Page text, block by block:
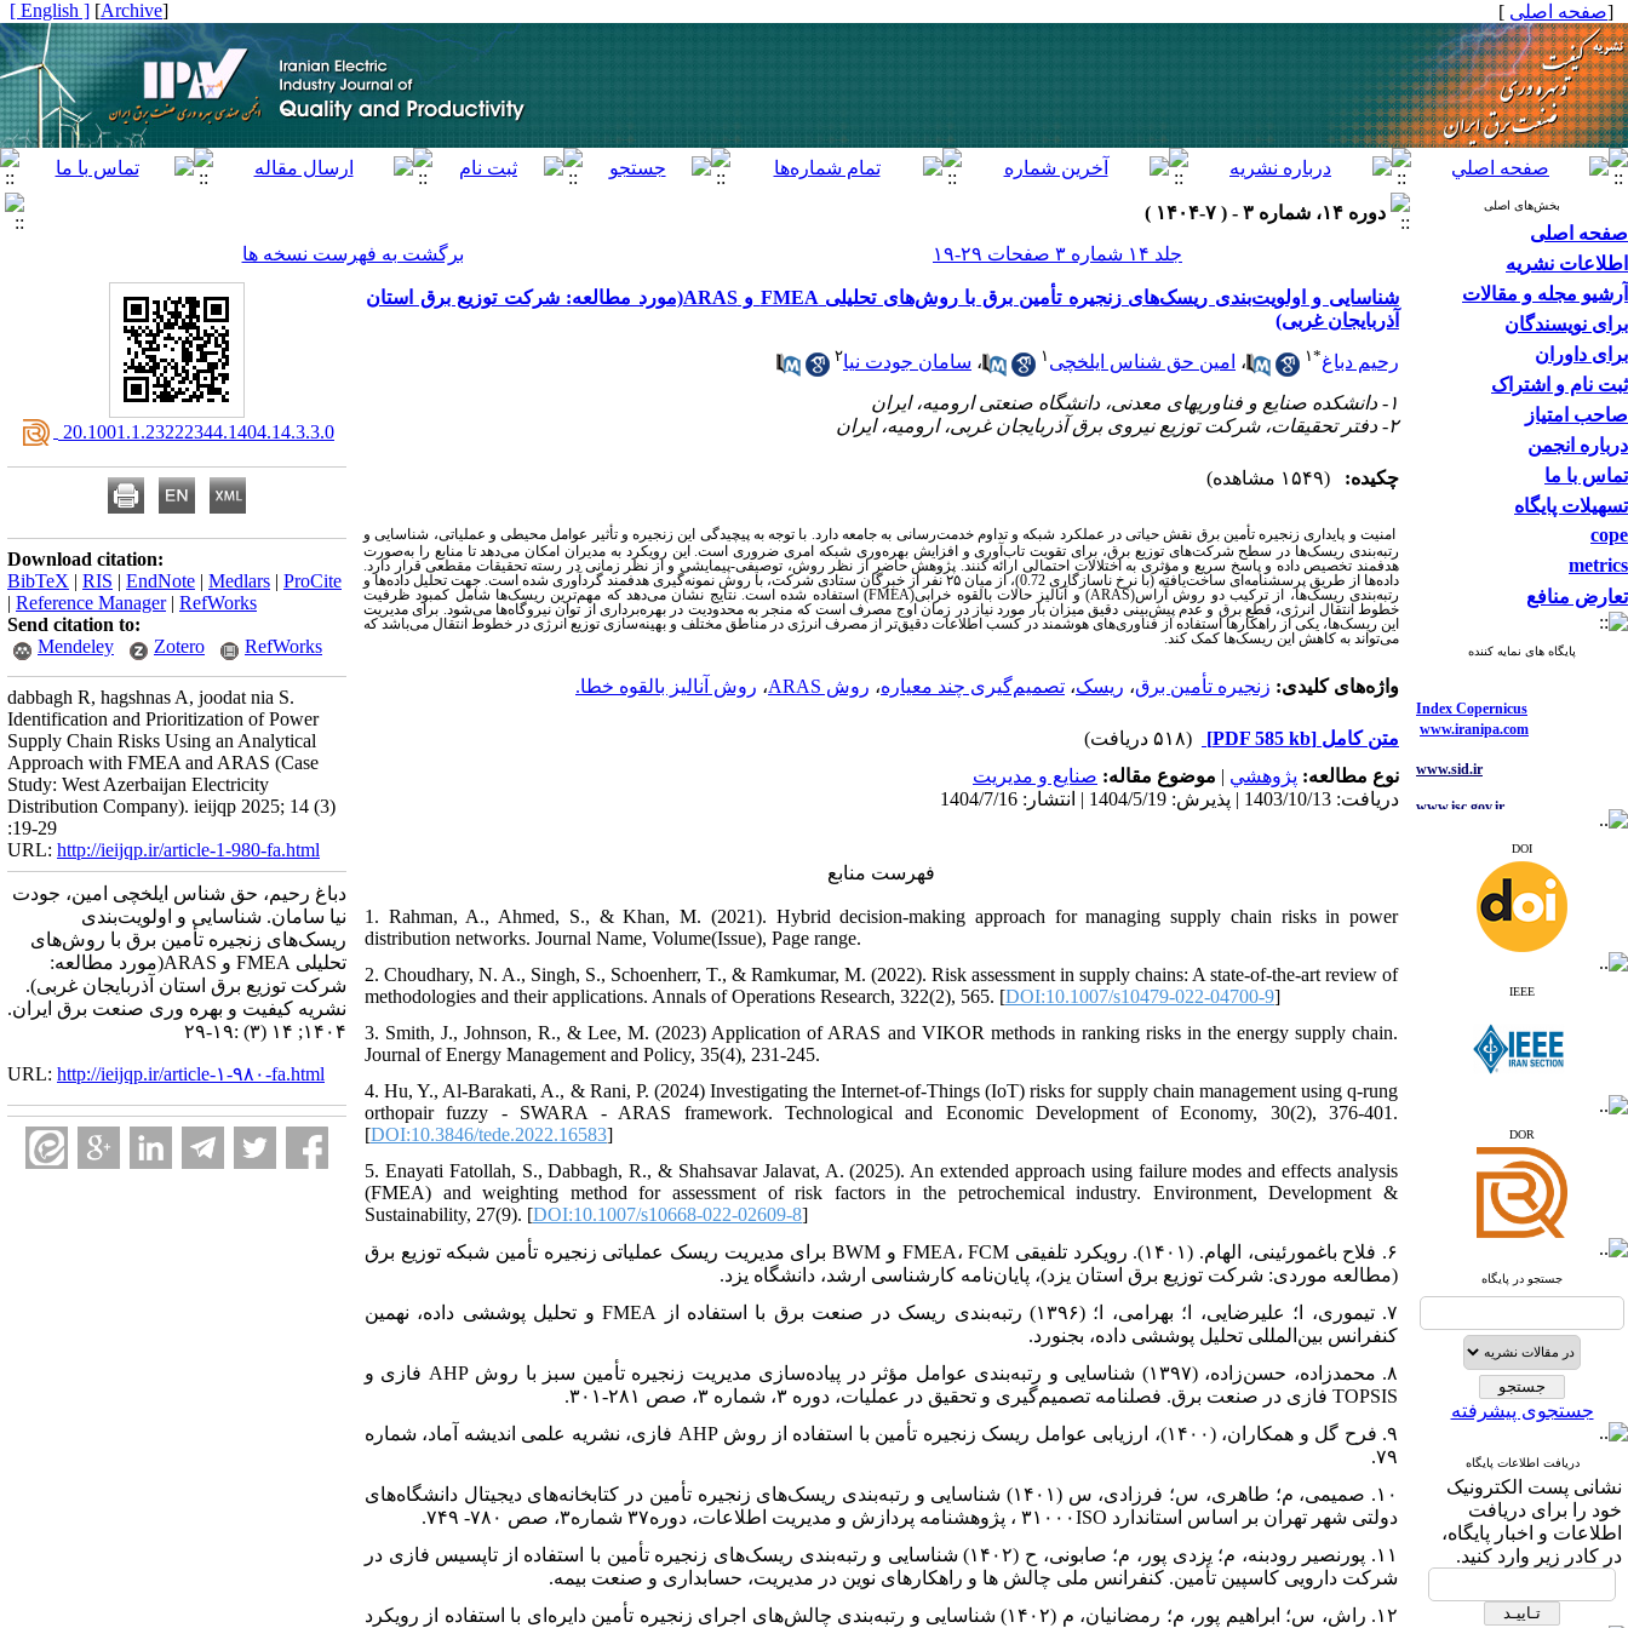
[صفحه اصلی ]
[
Archive
]
[ English ]
بخش‌های اصلی
صفحه اصلی
اطلاعات نشریه
آرشیو مجله و مقالات
برای نویسندگان
برای داوران
ثبت نام و اشتراک
صاحب امتیاز
درباره انجمن
تماس با ما
تسهیلات پایگاه
cope
metrics
تعارض منافع
پایگاه های نمایه کننده
www.iranipa.com
www.magiran.com
www.search.ricest.ac.ir
www.nqpc.ir
ResearchGate
Index Copernicus
www.isc.gov.ir
www.journals.msrt.ir
www.magiran.com
www.search.ricest.ac.ir
www.nqpc.ir
google scholar
DOI
IEEE
DOR
جستجو در پایگاه
جستجوی پیشرفته
دریافت اطلاعات پایگاه
نشانی پست الکترونیک
خود را برای دریافت
اطلاعات و اخبار پایگاه،
در کادر زیر وارد کنید.
دوره ۱۴، شماره ۳ - ( ۷-۱۴۰۴ )
جلد ۱۴ شماره ۳ صفحات ۲۹-۱۹
برگشت به فهرست نسخه ها
شناسایی و اولویت‌بندی ریسک‌های زنجیره تأمین برق با روش‌های تحلیلی FMEA و ARAS(مورد مطالعه: شرکت توزیع برق استان
آذربایجان غربی)
رحیم دباغ*۱ ، امین حق شناس ایلخچی ۱ ، سامان جودت نیا۲
۱- دانشکده صنایع و فناوریهای معدنی، دانشگاه صنعتی ارومیه، ایران
۲- دفتر تحقیقات، شرکت توزیع نیروی برق آذربایجان غربی، ارومیه، ایران
چکیده: (۱۵۴۹ مشاهده)
امنیت و پایداری زنجیره تأمین برق نقش حیاتی در عملکرد شبکه و تداوم خدمت‌رسانی به جامعه دارد. با توجه به پیچیدگی این زنجیره و تأثیر عوامل محیطی و عملیاتی، شناسایی و
رتبه‌بندی ریسک‌ها در سطح شرکت‌های توزیع برق، برای تقویت تاب‌آوری و افزایش بهره‌وری شبکه امری ضروری است. این رویکرد به مدیران امکان می‌دهد تا منابع را به‌صورت
هدفمند تخصیص داده و پاسخ سریع و مؤثری به اختلالات احتمالی ارائه کنند. پژوهش حاضر از نظر روش، توصیفی-پیمایشی و از نظر زمانی در رسته تحقیقات مقطعی قرار دارد.
داده‌ها از طریق پرسشنامه‌ای ساخت‌یافته (با نرخ ناسازگاری 0.72)، از میان ۲۵ نفر از خبرگان ستادی شرکت، با روش نمونه‌گیری هدفمند گردآوری شده است. جهت تحلیل داده‌ها و
رتبه‌بندی ریسک‌ها، از ترکیب دو روش آراس(ARAS) و آنالیز حالات بالقوه خرابی(
FMEA
)استفاده شده است. نتایج نشان می‌دهد که مهم‌ترین ریسک‌ها شامل کمبود ظرفیت
خطوط انتقال انرژی، قطع برق و عدم پیش‌بینی دقیق میزان بار مورد نیاز در زمان اوج مصرف است که منجر به محدودیت در بهره‌برداری از توان نیروگاه‌ها می‌شود. برای مدیریت
این ریسک‌ها، یکی از راهکارها استفاده از فناوری‌های هوشمند در کسب اطلاعات دقیق‌تر از مصرف انرژی در مناطق مختلف و بهینه‌سازی توزیع انرژی در خطوط انتقال می‌باشد که
می‌تواند به کاهش این ریسک‌ها کمک کند.
واژه‌های کلیدی: زنجیره تأمین برق، ریسک، تصمیم‌گیری چند معیاره، روش ARAS ، روش آنالیز بالقوه خطا.
متن کامل [PDF 585 kb]
(۵۱۸ دریافت)
نوع مطالعه: پژوهشي | موضوع مقاله: صنایع و مدیریت
دریافت: 1403/10/13 | پذیرش: 1404/5/19 | انتشار: 1404/7/16
فهرست منابع
1. Rahman, A., Ahmed, S., & Khan, M. (2021). Hybrid decision-making approach for managing supply chain risks in power
distribution networks. Journal Name, Volume(Issue), Page range.
2. Choudhary, N. A., Singh, S., Schoenherr, T., & Ramkumar, M. (2022). Risk assessment in supply chains: A state-of-the-art review of
methodologies and their applications. Annals of Operations Research, 322(2), 565. [DOI:10.1007/s10479-022-04700-9]
3. Smith, J., Johnson, R., & Lee, M. (2023) Application of ARAS and VIKOR methods in ranking risks in the energy supply chain.
Journal of Energy Management and Policy, 35(4), 231-245.
4. Hu, Y., Al-Barakati, A., & Rani, P. (2024) Investigating the Internet-of-Things (IoT) risks for supply chain management using q-rung
orthopair fuzzy - SWARA - ARAS framework. Technological and Economic Development of Economy, 30(2), 376-401.
[DOI:10.3846/tede.2022.16583]
5. Enayati Fatollah, S., Dabbagh, R., & Shahsavar Jalavat, A. (2025). An extended approach using failure modes and effects analysis
(FMEA) and weighting method for assessment of risk factors in the petrochemical industry. Environment, Development &
Sustainability, 27(9). [DOI:10.1007/s10668-022-02609-8]
۶. فلاح باغمورئینی، الهام. (۱۴۰۱). رویکرد تلفیقی FMEA، FCM و BWM برای مدیریت ریسک عملیاتی زنجیره تأمین شبکه توزیع برق
(مطالعه موردی: شرکت توزیع برق استان یزد)، پایان‌نامه کارشناسی ارشد، دانشگاه یزد.
۷. تیموری، ا؛ علیرضایی، ا؛ بهرامی، ا؛ (۱۳۹۶) رتبه‌بندی ریسک در صنعت برق با استفاده از FMEA و تحلیل پوششی داده، نهمین
کنفرانس بین‌المللی تحلیل پوششی داده، بجنورد.
۸. محمدزاده، حسن‌زاده، (۱۳۹۷) شناسایی و رتبه‌بندی عوامل مؤثر در پیاده‌سازی مدیریت زنجیره تأمین سبز با روش AHP فازی و
TOPSIS فازی در صنعت برق. فصلنامه تصمیم‌گیری و تحقیق در عملیات، دوره ۳، شماره ۳، صص ۲۸۱-۳۰۱.
۹. فرح گل و همکاران، (۱۴۰۰)، ارزیابی عوامل ریسک زنجیره تأمین با استفاده از روش AHP فازی، نشریه علمی اندیشه آماد، شماره
۷۹.
۱۰. صمیمی، م؛ طاهری، س؛ فرزادی، س (۱۴۰۱) شناسایی و رتبه‌بندی ریسک‌های زنجیره تأمین در کتابخانه‌های دیجیتال دانشگاه‌های
دولتی شهر تهران بر اساس استاندارد ۳۱۰۰۰ISO ، پژوهشنامه پردازش و مدیریت اطلاعات، دوره۳۷ شماره۳، صص ۷۸۰- ۷۴۹.
۱۱. پورنصیر رودبنه، م؛ یزدی پور، م؛ صابونی، ح (۱۴۰۲) شناسایی و رتبه‌بندی ریسک‌های زنجیره تأمین با استفاده از تاپسیس فازی در
شرکت دارویی کاسپین تأمین. کنفرانس ملی چالش ها و راهکارهای نوین در مدیریت، حسابداری و صنعت بیمه.
۱۲. راش، س؛ ابراهیم پور، م؛ رمضانیان، م (۱۴۰۲) شناسایی و رتبه‌بندی چالش‌های اجرای زنجیره‌ تأمین دایره‌ای با استفاده از رویکرد
‎ 20.1001.1.23222344.1404.14.3.3.0
Download citation:
BibTeX | RIS | EndNote | Medlars | ProCite
| Reference Manager| RefWorks
Send citation to:
Mendeley
Zotero RefWorks
dabbagh R, hagshnas A, joodat nia S.
Identification and Prioritization of Power
Supply Chain Risks Using an Analytical
Approach with FMEA and ARAS (Case
Study: West Azerbaijan Electricity
Distribution Company). ieijqp 2025; 14 (3)
:19-29
URL: http://ieijqp.ir/article-1-980-fa.html
دباغ رحیم، حق شناس ایلخچی امین، جودت
نیا سامان. شناسایی و اولویت‌بندی
ریسک‌های زنجیره تأمین برق با روش‌های
تحلیلی FMEA و ARAS(مورد مطالعه:
شرکت توزیع برق استان آذربایجان غربی).
نشریه کیفیت و بهره وری صنعت برق ایران.
۱۴۰۴; ۱۴ (۳) :۱۹-۲۹
URL: http://ieijqp.ir/article-۱-۹۸۰-fa.html